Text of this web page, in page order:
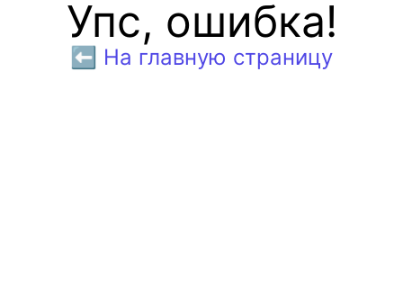
Упс, ошибка!
⬅️ На главную страницу